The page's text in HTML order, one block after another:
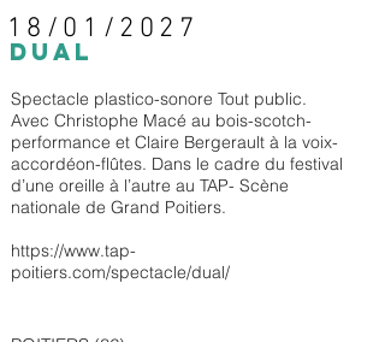
18/01/2027
DUAL
Spectacle plastico-sonore Tout public.
Avec Christophe Macé au bois-scotch-
performance et Claire Bergerault à la voix-
accordéon-flûtes. Dans le cadre du festival
d’une oreille à l’autre au TAP- Scène
nationale de Grand Poitiers.
https://www.tap-
poitiers.com/spectacle/dual/